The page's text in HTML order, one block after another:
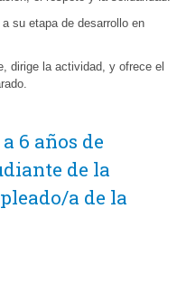
su etapa de desarrollo en
dirige la actividad, y ofrece el
6 años de
de la
a de la